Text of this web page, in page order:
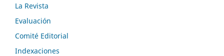
La Revista
Evaluación
Comité Editorial
Indexaciones